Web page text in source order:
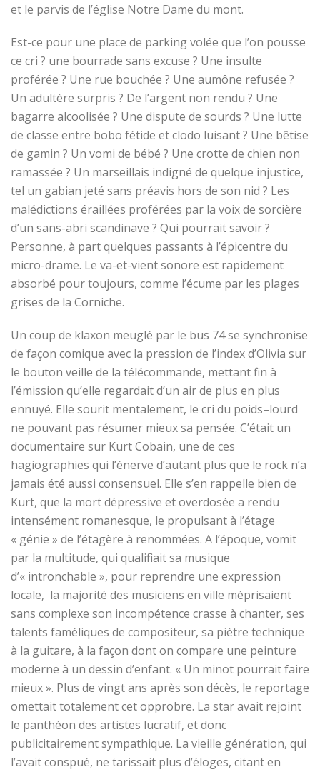
et le parvis de l’église Notre Dame du mont.
Est-ce pour une place de parking volée que l’on pousse
ce cri ? une bourrade sans excuse ? Une insulte
proférée ? Une rue bouchée ? Une aumône refusée ?
Un adultère surpris ? De l’argent non rendu ? Une
bagarre alcoolisée ? Une dispute de sourds ? Une lutte
de classe entre bobo fétide et clodo luisant ? Une bêtise
de gamin ? Un vomi de bébé ? Une crotte de chien non
ramassée ? Un marseillais indigné de quelque injustice,
tel un gabian jeté sans préavis hors de son nid ? Les
malédictions éraillées proférées par la voix de sorcière
d’un sans-abri scandinave ? Qui pourrait savoir?
Personne, à part quelques passants à l’épicentre du
micro-drame. Le va-et-vient sonore est rapidement
absorbé pour toujours, comme l’écume par les plages
grises de la Corniche.
Un coup de klaxon meuglé par le bus 74 se synchronise
de façon comique avec la pression de l’index d’Olivia sur
le bouton veille de la télécommande, mettant fin à
l’émission qu’elle regardait d’un air de plus en plus
ennuyé. Elle sourit mentalement, le cri du poids–lourd
ne pouvant pas résumer mieux sa pensée. C’était un
documentaire sur Kurt Cobain, une de ces
hagiographies qui l’énerve d’autant plus que le rock n’a
jamais été aussi consensuel. Elle s’en rappelle bien de
Kurt, que la mortdépressive et overdosée a rendu
intensément romanesque, le propulsant à l’étage
« génie » de l’étagère à renommées. A l’époque, vomit
par la multitude, qui qualifiait sa musique
d’« intronchable », pour reprendre une expression
locale, la majorité des musiciens en ville méprisaient
sans complexe son incompétence crasse à chanter, ses
talents faméliques de compositeur, sa piètre technique
à la guitare, à la façon dont on compare une peinture
moderne à un dessin d’enfant. « Un minot pourrait faire
mieux ». Plus de vingt ans après son décès, le reportage
omettaittotalement cet opprobre. La star avait rejoint
le panthéon des artistes lucratif, etdonc
publicitairement sympathique. La vieille génération, qui
l’avait conspué, ne tarissait plus d’éloges, citant en